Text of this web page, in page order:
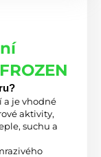
aktivity,
suchu a